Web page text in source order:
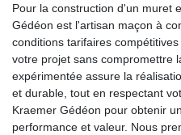
Pour la construction d'un muret
Gédéon est l'artisan maçon à
conditions tarifaires
votre projet sans compromettre
expérimentée assure la
et durable, tout en respectant
Kraemer Gédéon pour obtenir
performance et valeur. Nous